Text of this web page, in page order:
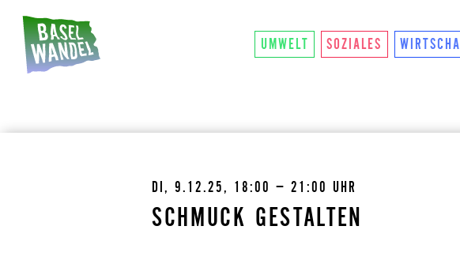
HAUPTNAVIGATION
THEMEN
UMWELT SOZIALES
DI, 9.12.25, 18:00 – 21:00 UHR
SCHMUCK GESTALTEN